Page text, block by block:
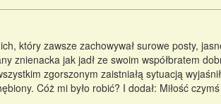
który zawsze zachowywał surowe posty,
znienacka jak jadł ze swoim współbratem
zgorszonym zaistniałą sytuacją
Cóż mi było robić? I dodał: Miłość